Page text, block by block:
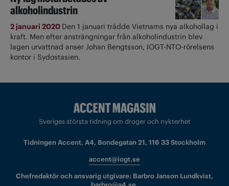
alkoholindustrin
2 januari 2020 Den 1 januari trädde Vietnams nya alkohollag i
kraft. Men efter ansträngningar från alkoholindustrin blev
lagen urvattnad anser Johan Bengtsson, IOGT-NTO-rörelsens
kontor i Sydostasien.
Sveriges största tidning om droger och nykterhet
Tidningen Accent, A4, Bondegatan 21, 116 33 Stockholm
accent@iogt.se
Chefredaktör och ansvarig utgivare: Barbro Janson Lundkvist,